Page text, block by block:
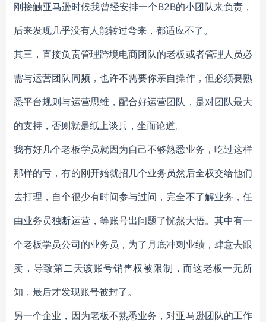
刚接触亚马逊时候我曾经安排一个B2B的小团队来负责，
后来发现几乎没有人能转过弯来，都适应不了。
其三，直接负责管理跨境电商团队的老板或者管理人员必
需与运营团队同频，也许不需要你亲自操作，但必须要熟
悉平台规则与运营思维，配合好运营团队，是对团队最大
的支持，否则就是纸上谈兵，坐而论道。
我有好几个老板学员就因为自己不够熟悉业务，吃过这样
那样的亏，有的刚开始就招几个业务员然后全权交给他们
去打理，自个很少有时间参与过问，完全不了解业务，任
由业务员独断运营，等账号出问题了恍然大悟。其中有一
个老板学员公司的业务员，为了月底冲刺业绩，肆意去跟
卖，导致第二天该账号销售权被限制，而这老板一无所
知，最后才发现账号被封了。
另一个企业，因为老板不熟悉业务，对亚马逊团队的工作